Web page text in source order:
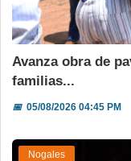
Avanza obra de
familias...
📅05/08/2026 04:45 PM
Nogales